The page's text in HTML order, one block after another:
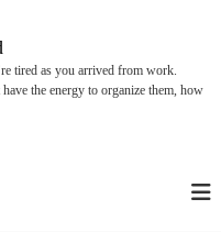
tired as you arrived from work.
the energy to organize them, how